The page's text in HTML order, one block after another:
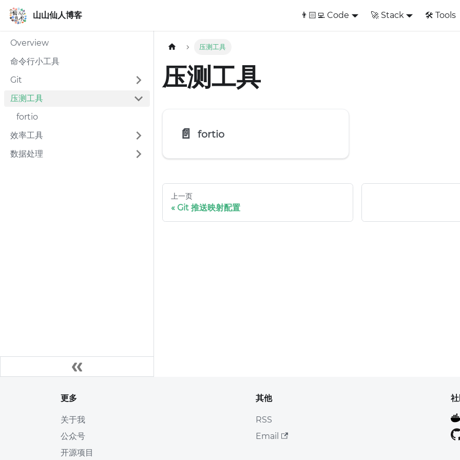
山山仙人博客 👨🏻‍💻 Code 🚀 Stack 🛠️ Tools
山山仙人博客
Overview
命令行小工具
Git
压测工具
fortio
效率工具
数据处理
压测工具
压测工具
📄️ fortio
上一页
Git 推送映射配置
更多
关于我
公众号
开源项目
其他
RSS
Email